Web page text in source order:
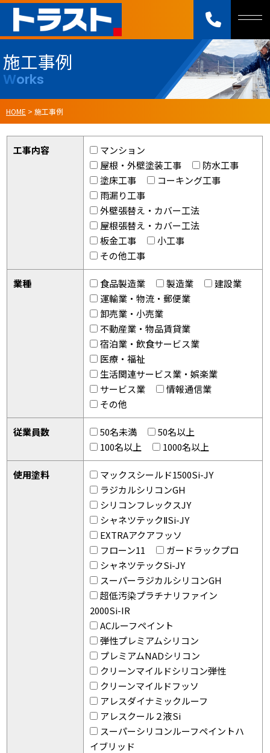
施工事例
Works
HOME > 施工事例
工事内容
マンション
屋根・外壁塗装工事
防水工事
塗床工事
コーキング工事
雨漏り工事
外壁張替え・カバー工法
屋根張替え・カバー工法
板金工事
小工事
その他工事
業種 食品製造業 製造業
建設業
運輸業・物流・郵便業
卸売業・小売業
不動産業・物品賃貸業
宿泊業・飲食サービス業
医療・福祉
生活関連サービス業・娯楽業
サービス業
情報通信業
その他
従業員数 50名未満
50名以上
100名以上
1000名以上
使用塗料
マックスシールド1500Si-JY
ラジカルシリコンGH
シリコンフレックスJY
シャネツテックⅡSi-JY
EXTRAアクアフッソ
フローン11
ガードラックプロ
シャネツテックSi-JY
スーパーラジカルシリコンGH
超低汚染プラチナリファイン
2000Si-IR
ACルーフペイント
弾性プレミアムシリコン
プレミアムNADシリコン
クリーンマイルドシリコン弾性
クリーンマイルドフッソ
アレスダイナミックルーフ
アレスクール２液Si
スーパーシリコンルーフペイントハ
イブリッド